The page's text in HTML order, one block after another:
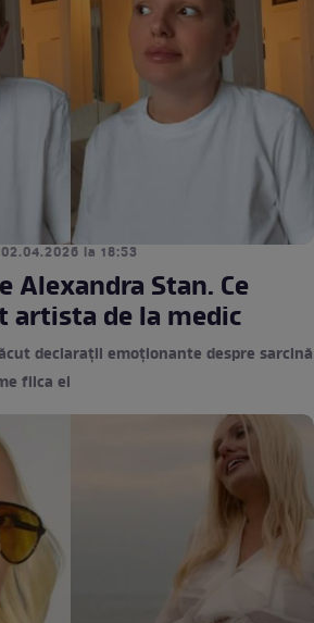
la 18:53
Alexandra Stan. Ce
de la medic
declarații emoționante despre sarcină
fiica ei